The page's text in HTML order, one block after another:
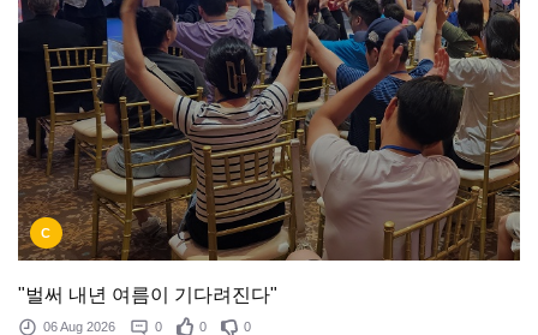
C
"벌써 내년 여름이 기다려진다"
06 Aug 2026 0 0 0